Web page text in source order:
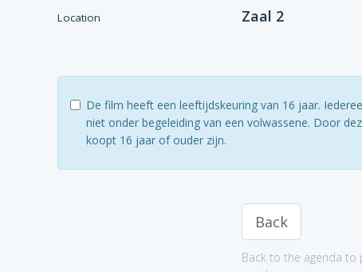
Location Zaal 2
De film heeft een leeftijdskeuring van 16 jaar.
niet onder begeleiding van een volwassene. Door
koopt 16 jaar of ouder zijn.
Back
Back to the agenda to